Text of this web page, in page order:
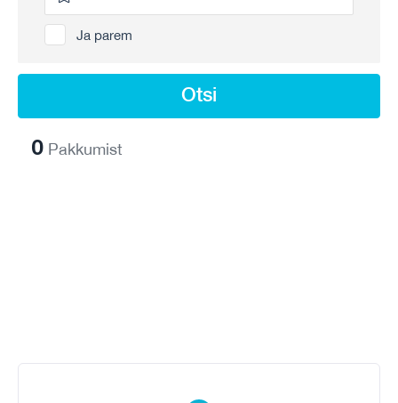
Ja parem
Otsi
0 Pakkumist